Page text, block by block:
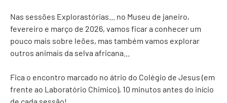
Nas sessões Explorastórias... no Museu de janeiro,
fevereiro e março de 2026, vamos ficar a conhecer um
pouco mais sobre leões, mas também vamos explorar
outros animais da selva africana...
Fica o encontro marcado no átrio do Colégio de Jesus (em
frente ao Laboratório Chimico), 10 minutos antes do início